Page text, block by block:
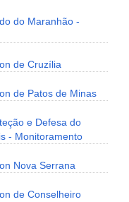
do Maranhão -
de Cruzília
de Patos de Minas
e Defesa do
- Monitoramento
Nova Serrana
de Conselheiro